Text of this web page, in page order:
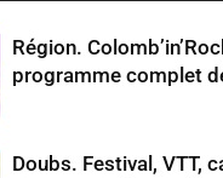
Région.
programme complet
Doubs. Festival, VTT,